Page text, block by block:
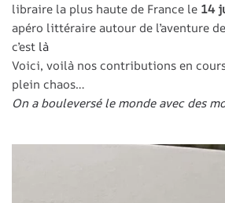
libraire la plus haute de France le 14
apéro littéraire autour de l’aventure
c’est là
Voici, voilà nos contributions en
plein chaos…
On a bouleversé le monde avec des